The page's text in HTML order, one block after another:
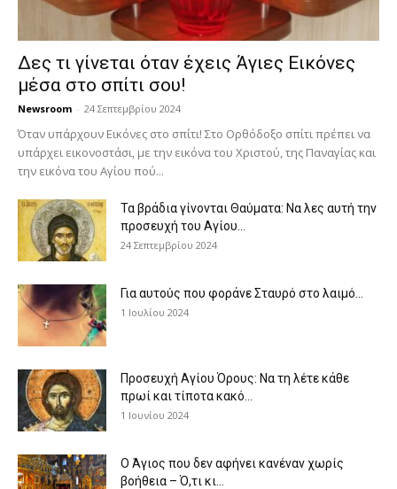
Δες τι γίνεται όταν έχεις Άγιες Εικόνες
μέσα στο σπίτι σου!
Newsroom - 24 Σεπτεμβρίου 2024
Όταν υπάρχουν Εικόνες στο σπίτι! Στο Ορθόδοξο σπίτι πρέπει να
υπάρχει εικονοστάσι, με την εικόνα του Χριστού, της Παν­αγίας και
την εικόνα του Αγίου πού...
Τα βράδια γίνονται Θαύματα: Να λες αυτή την
προσευχή του Αγίου...
24 Σεπτεμβρίου 2024
Για αυτούς που φοράνε Σταυρό στο λαιμό…
1 Ιουλίου 2024
Προσευχή Αγίου Όρους: Να τη λέτε κάθε
πρωί και τίποτα κακό...
1 Ιουνίου 2024
Ο Άγιος που δεν αφήνει κανέναν χωρίς
βοήθεια – Ό,τι κι...